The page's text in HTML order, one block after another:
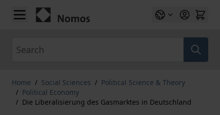
Skip to Content
Home / Social Sciences / Political Science & Theory
/ Political Economy
/ Die Liberalisierung des Gasmarktes in Deutschland